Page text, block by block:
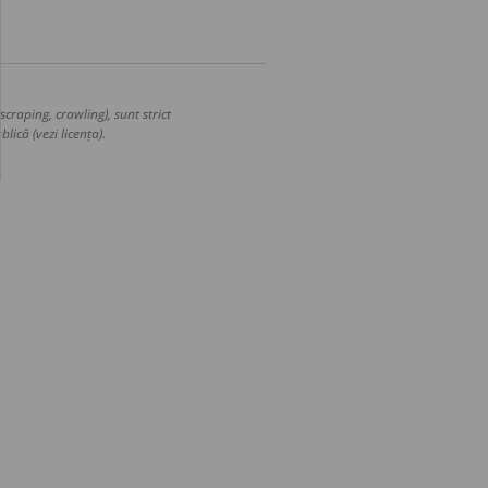
crawling), sunt strict
(vezi licența).